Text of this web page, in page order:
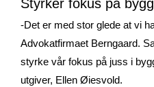
Styrker fokus på
-Det er med stor glede at vi
Advokatfirmaet Berngaard.
styrke vår fokus på juss i
utgiver, Ellen Øiesvold.